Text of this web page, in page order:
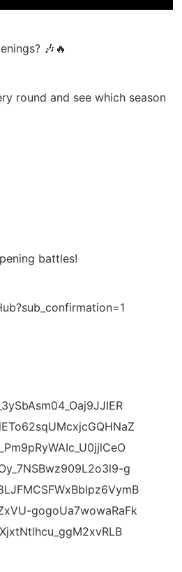
🎶🔥
round and see which season
battles!
g
gogoUa7wowaRaFk